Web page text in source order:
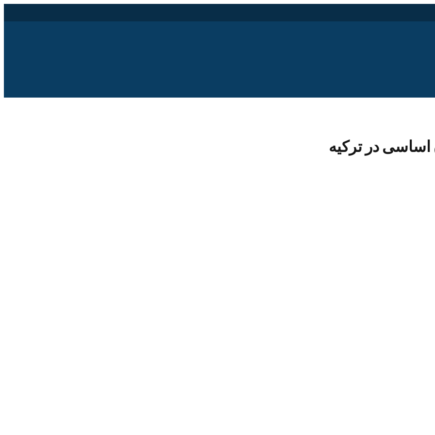
اساسی در ترکیه